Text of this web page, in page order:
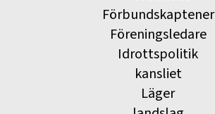
Förbundskaptener
Föreningsledare
Idrottspolitik
kansliet
Läger